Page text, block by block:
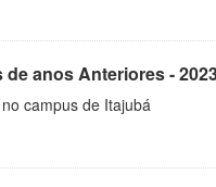
anos Anteriores -
campus de Itajubá